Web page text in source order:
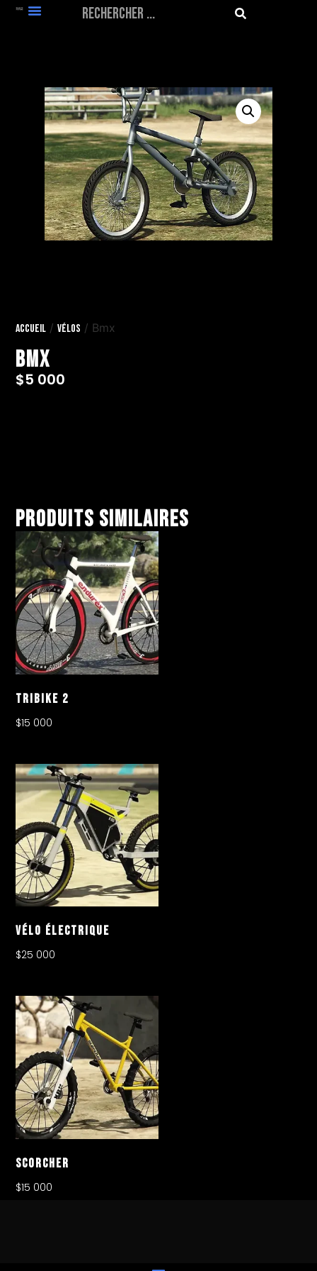
Accueil /Vélos / Bmx
Bmx
$5 000
Produits similaires
Tribike 2
$15 000
Vélo Électrique
$25 000
Scorcher
$15 000